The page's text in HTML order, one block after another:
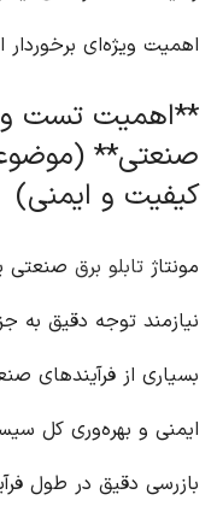
اهمیت ویژه‌ای
**اهمیت تست و
صنعتی**
کیفیت و ایمنی)
مونتاژ تابلو برق صنعتی
نیازمند توجه دقیق به
بسیاری از فرآیندهای
ایمنی و بهره‌وری کل
بازرسی دقیق در طول